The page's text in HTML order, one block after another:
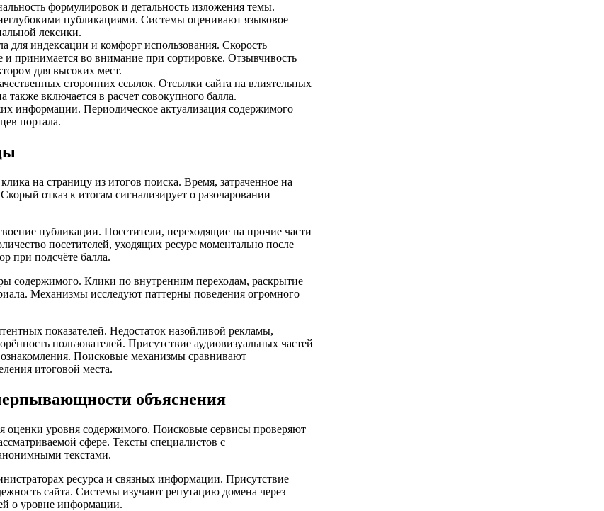
формулировок и детальность изложения темы.
публикациями. Системы оценивают языковое
лексики.
для индексации и комфорт использования. Скорость
и принимается во внимание при сортировке. Отзывчивость
для высоких мест.
сторонних ссылок. Отсылки сайта на влиятельных
включается в расчет совокупного балла.
информации. Периодическое актуализация содержимого
портала.
на страницу из итогов поиска. Время, затраченное на
отказ к итогам сигнализирует о разочаровании
публикации. Посетители, переходящие на прочие части
посетителей, уходящих ресурс моментально после
при подсчёте балла.
содержимого. Клики по внутренним переходам, раскрытие
Механизмы исследуют паттерны поведения огромного
показателей. Недостаток назойливой рекламы,
пользователей. Присутствие аудиовизуальных частей
Поисковые механизмы сравнивают
итоговой места.
объяснения
оценки уровня содержимого. Поисковые сервисы проверяют
сфере. Тексты специалистов с
текстами.
ресурса и связных информации. Присутствие
сайта. Системы изучают репутацию домена через
о уровне информации.